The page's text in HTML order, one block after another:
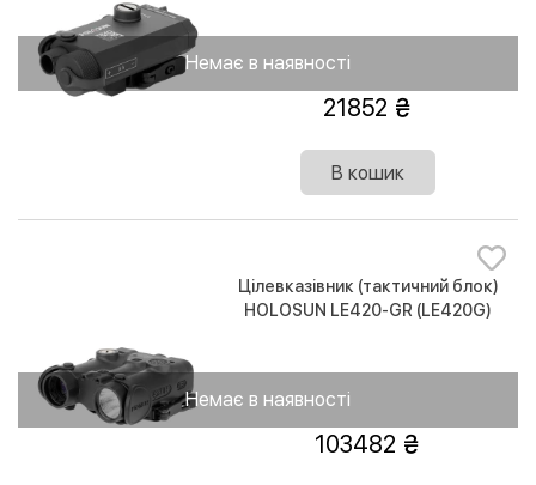
Немає в наявності
21852
В кошик
Немає в наявності
Цілевказівник (тактичний блок)
HOLOSUN LE420-GR (LE420G)
103482